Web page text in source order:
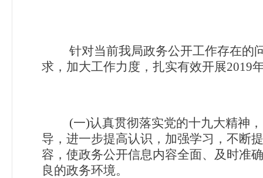
针对当前我局政务公开工作存在的
求，加大工作力度，扎实有效开展2019
(一)认真贯彻落实党的十九大精神
导，进一步提高认识，加强学习，不断
容，使政务公开信息内容全面、及时准
良的政务环境。